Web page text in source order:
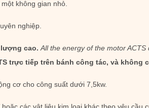
không gian nhỏ.
nghiệp.
cao. All the energy of the motor
trực tiếp trên bánh công tác, và
cơ cho công suất dưới 7,5kw.